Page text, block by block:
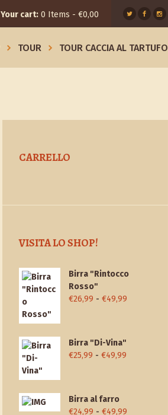
Your cart: 0 Items - €0,00
TOUR TOUR CACCIA AL TARTUFO
CARRELLO
VISITA LO SHOP!
Birra "Rintocco
Rosso"
€26,99 - €49,99
Birra "Di-Vina"
€25,99 - €49,99
Birra al farro
€24,99 - €49,99